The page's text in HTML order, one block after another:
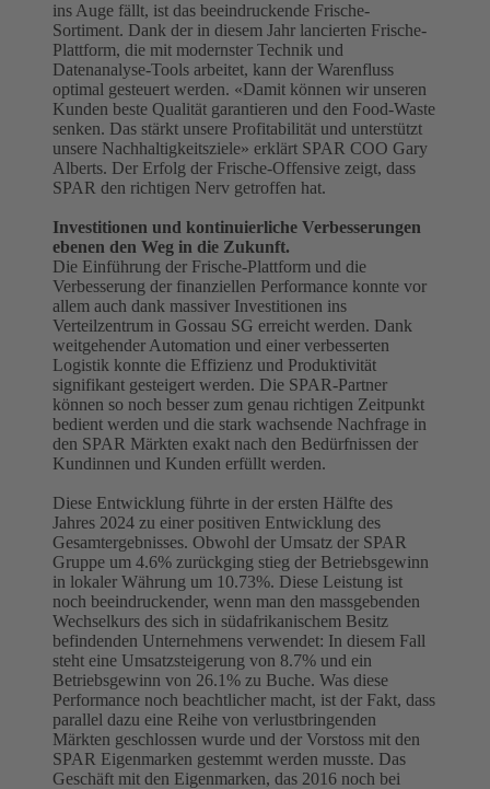
ins Auge fällt, ist das beeindruckende Frische-
Sortiment. Dank der in diesem Jahr lancierten Frische-
Plattform, die mit modernster Technik und
Datenanalyse-Tools arbeitet, kann der Warenfluss
optimal gesteuert werden. «Damit können wir unseren
Kunden beste Qualität garantieren und den Food-Waste
senken. Das stärkt unsere Profitabilität und unterstützt
unsere Nachhaltigkeitsziele» erklärt SPAR COO Gary
Alberts. Der Erfolg der Frische-Offensive zeigt, dass
SPAR den richtigen Nerv getroffen hat.
Investitionen und kontinuierliche Verbesserungen
ebenen den Weg in die Zukunft.
Die Einführung der Frische-Plattform und die
Verbesserung der finanziellen Performance konnte vor
allem auch dank massiver Investitionen ins
Verteilzentrum in Gossau SG erreicht werden. Dank
weitgehender Automation und einer verbesserten
Logistik konnte die Effizienz und Produktivität
signifikant gesteigert werden. Die SPAR-Partner
können so noch besser zum genau richtigen Zeitpunkt
bedient werden und die stark wachsende Nachfrage in
den SPAR Märkten exakt nach den Bedürfnissen der
Kundinnen und Kunden erfüllt werden.
Diese Entwicklung führte in der ersten Hälfte des
Jahres 2024 zu einer positiven Entwicklung des
Gesamtergebnisses. Obwohl der Umsatz der SPAR
Gruppe um 4.6% zurückging stieg der Betriebsgewinn
in lokaler Währung um 10.73%. Diese Leistung ist
noch beeindruckender, wenn man den massgebenden
Wechselkurs des sich in südafrikanischem Besitz
befindenden Unternehmens verwendet: In diesem Fall
steht eine Umsatzsteigerung von 8.7% und ein
Betriebsgewinn von 26.1% zu Buche. Was diese
Performance noch beachtlicher macht, ist der Fakt, dass
parallel dazu eine Reihe von verlustbringenden
Märkten geschlossen wurde und der Vorstoss mit den
SPAR Eigenmarken gestemmt werden musste. Das
Geschäft mit den Eigenmarken, das 2016 noch bei